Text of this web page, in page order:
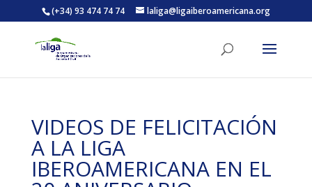
(+34) 93 474 74 74 laliga@ligaiberoamericana.org
VIDEOS DE FELICITACIÓN
A LA LIGA
IBEROAMERICANA EN EL
ACTIVITATS D'ESTIU
MÓN ESCOLAR
ALBERG CENTRE ESPLAI